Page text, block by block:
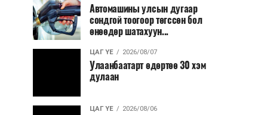
Автомашины улсын дугаар
сондгой тоогоор төгссөн бол
өнөөдөр шатахуун...
ЦАГ ҮЕ 2026/08/07
Улаанбаатарт өдөртөө 30 хэм
дулаан
ЦАГ ҮЕ 2026/08/06